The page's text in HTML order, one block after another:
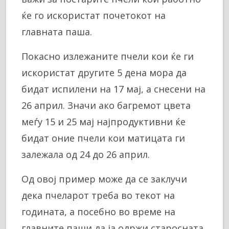
ќе го искористат почетокот на
главната паша.
Покасно излежаните пчели кои ќе ги
искористат другите 5 дена мора да
бидат испилени на 17 мај, а снесени на
26 април. Значи ако багремот цвета
меѓу 15 и 25 мај најпродуктивни ќе
бидат оние пчели кои матицата ги
залежала од 24 до 26 април.
Од овој пример може да се заклучи
дека пчеларот треба во текот на
годината, а посебно во време на